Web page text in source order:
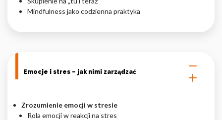
Mindfulness jako codzienna praktyka
Emocje i stres – jak nimi zarządzać
Zrozumienie emocji w stresie
Rola emocji w reakcji na stres